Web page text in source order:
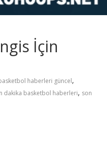
İçin
haberleri güncel,
dakika basketbol haberleri, son